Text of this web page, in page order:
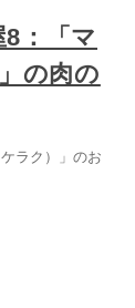
：「マ
の肉の
ラク）」のお